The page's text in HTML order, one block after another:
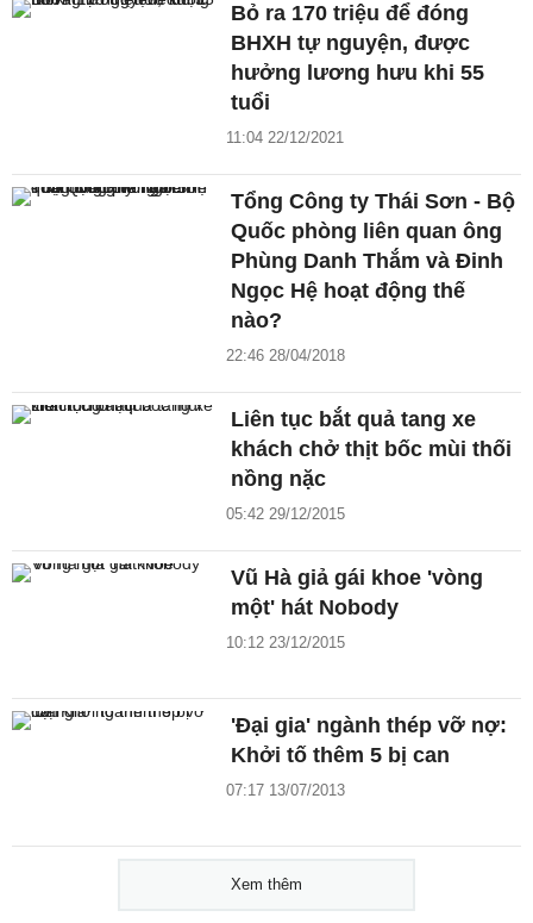
Bỏ ra 170 triệu để đóng
BHXH tự nguyện, được
hưởng lương hưu khi 55
tuổi
11:04 22/12/2021
Tổng Công ty Thái Sơn - Bộ
Quốc phòng liên quan ông
Phùng Danh Thắm và Đinh
Ngọc Hệ hoạt động thế
nào?
22:46 28/04/2018
Liên tục bắt quả tang xe
khách chở thịt bốc mùi thối
nồng nặc
05:42 29/12/2015
Vũ Hà giả gái khoe 'vòng
một' hát Nobody
10:12 23/12/2015
'Đại gia' ngành thép vỡ nợ:
Khởi tố thêm 5 bị can
07:17 13/07/2013
Xem thêm